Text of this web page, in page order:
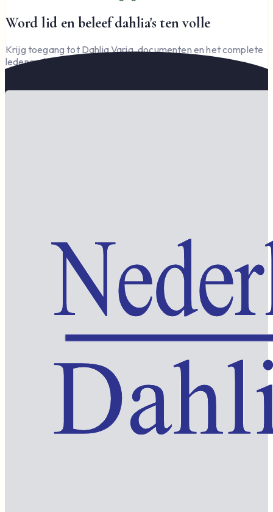
Word lid en beleef dahlia's ten volle
Krijg toegang tot Dahlia Varia, documenten en het complete
ledengedeelte — en steun de vereniging.